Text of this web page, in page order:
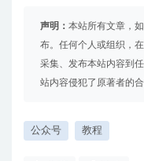
声明： 本站所有文章，
布。任何个人或组织，
采集、发布本站内容到
站内容侵犯了原著者的
公众号 教程